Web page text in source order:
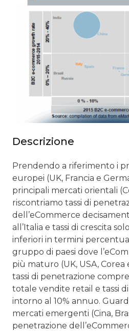
Descrizione
Prendendo a riferimento i
europei (UK, Francia e
principali mercati orientali
riscontriamo tassi di
dell’eCommerce
all’Italia e tassi di crescita
inferiori in termini
gruppo di paesi dove
più maturo (UK, USA, Corea
tassi di penetrazione
totale vendite retail e tassi
intorno al 10% annuo.
mercati emergenti (Cina,
penetrazione